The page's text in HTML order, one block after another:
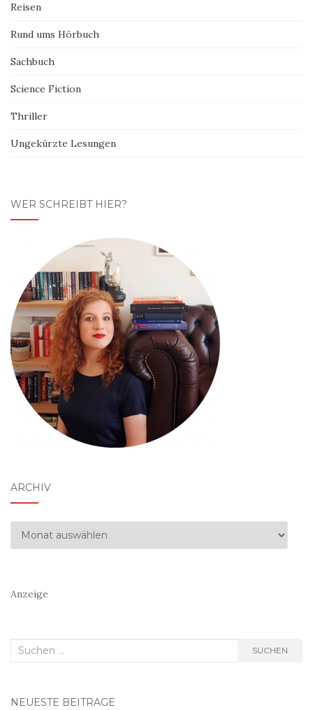
Reisen
Rund ums Hörbuch
Sachbuch
Science Fiction
Thriller
Ungekürzte Lesungen
WER SCHREIBT HIER?
ARCHIV
Archiv
Anzeige
Suchen
SUCHEN
NEUESTE BEITRÄGE